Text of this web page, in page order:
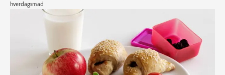
hverdagsmad